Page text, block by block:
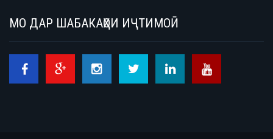
МО ДАР ШАБАКАҲОИ ИҶТИМОӢ